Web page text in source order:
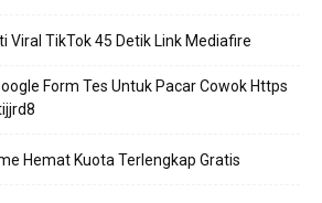
Viral TikTok 45 Detik Link Mediafire
Form Tes Untuk Pacar Cowok Https
Hemat Kuota Terlengkap Gratis